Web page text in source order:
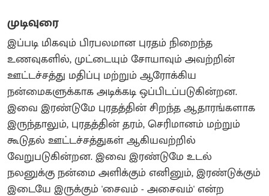
முடிவுரை
இப்படி மிகவும் பிரபலமான புரதம் நிறைந்த
உணவுகளில், முட்டையும் சோயாவும் அவற்றின்
ஊட்டச்சத்து மதிப்பு மற்றும் ஆரோக்கிய
நன்மைகளுக்காக அடிக்கடி ஒப்பிடப்படுகின்றன.
இவை இரண்டுமே புரதத்தின் சிறந்த ஆதாரங்களாக
இருந்தாலும், புரதத்தின் தரம், செரிமானம் மற்றும்
கூடுதல் ஊட்டச்சத்துகள் ஆகியவற்றில்
வேறுபடுகின்றன. இவை இரண்டுமே உடல்
நலனுக்கு நன்மை அளிக்கும் எனினும், இரண்டுக்கும்
இடையே இருக்கும் 'சைவம் - அசைவம்' என்ற